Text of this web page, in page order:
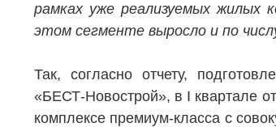
рамках уже реализуемых жилых
этом сегменте выросло и по
Так, согласно отчету,
«БЕСТ-Новострой», в I квартале
комплексе премиум-класса с